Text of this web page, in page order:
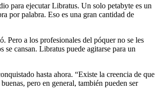
para ejecutar Libratus. Un solo petabyte es un
por palabra. Eso es una gran cantidad de
Pero a los profesionales del póquer no se les
cansan. Libratus puede agitarse para un
hasta ahora. “Existe la creencia de que
pero en general, también pueden ser